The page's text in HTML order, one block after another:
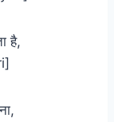
है,